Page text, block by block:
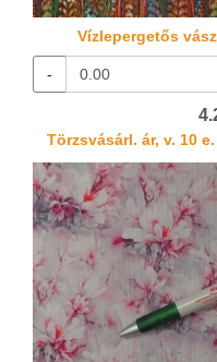
Vízlepergetős
-
Törzsvásárl. ár, v. 10